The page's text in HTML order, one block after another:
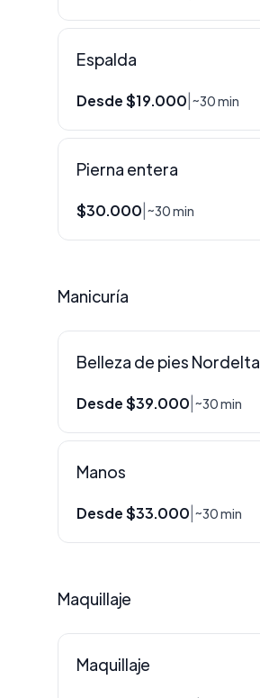
Espalda
Desde $19.000 ~30 min
Pierna entera
$30.000 ~30 min
Manicuría
Belleza de pies Nordelta
Desde $39.000 ~30 min
Manos
Desde $33.000 ~30 min
Maquillaje
Maquillaje